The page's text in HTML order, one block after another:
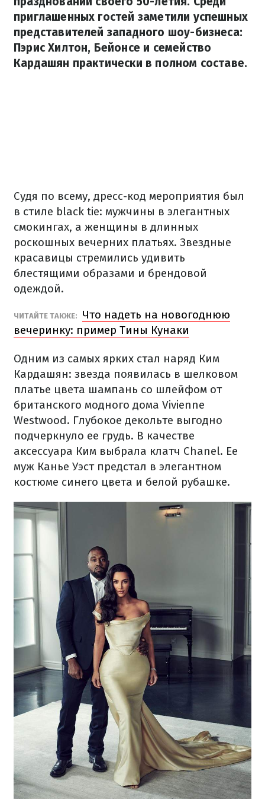
приглашенных гостей заметили успешных
представителей западного шоу-бизнеса:
Пэрис Хилтон, Бейонсе и семейство
Кардашян практически в полном составе.
Судя по всему, дресс-код мероприятия был
в стиле black tie: мужчины в элегантных
смокингах, а женщины в длинных
роскошных вечерних платьях. Звездные
красавицы стремились удивить
блестящими образами и брендовой
одеждой.
ЧИТАЙТЕ ТАКЖЕ:
Что надеть на новогоднюю
вечеринку: пример Тины Кунаки
Одним из самых ярких стал наряд Ким
Кардашян: звезда появилась в шелковом
платье цвета шампань со шлейфом от
британского модного дома Vivienne
Westwood. Глубокое декольте выгодно
подчеркнуло ее грудь. В качестве
аксессуара Ким выбрала клатч Chanel. Ее
муж Канье Уэст предстал в элегантном
костюме синего цвета и белой рубашке.